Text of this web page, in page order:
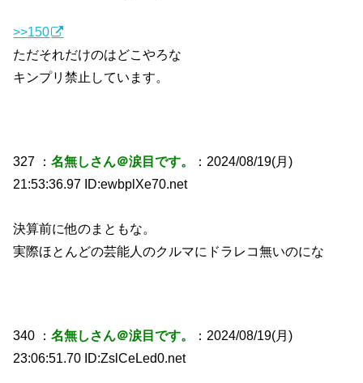
>>150
ただそれだけのはどこやろな
キンプリ禁止しています。
327 ：名無しさん＠涙目です。
：2024/08/19(月)
21:53:36.97 ID:ewbplXe70.net
決算前に他のまともな。
実際ほとんどの芸能人のクルマにドラレコ無いのにな
340 ：名無しさん＠涙目です。
：2024/08/19(月)
23:06:51.70 ID:ZslCeLed0.net